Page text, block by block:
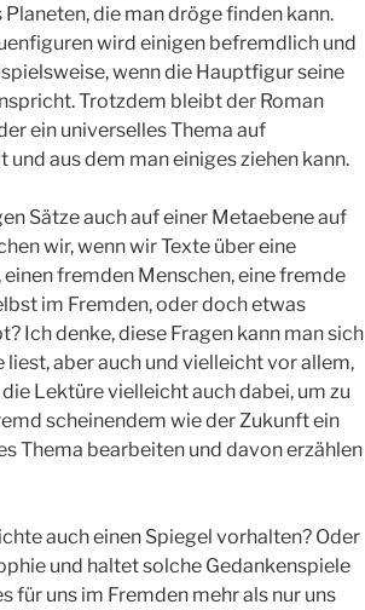
die man dröge finden kann.
wird einigen befremdlich und
wenn die Hauptfigur seine
Trotzdem bleibt der Roman
ein universelles Thema auf
aus dem man einiges ziehen kann.
Sätze auch auf einer Metaebene auf
wir, wenn wir Texte über eine
fremden Menschen, eine fremde
im Fremden, oder doch etwas
Ich denke, diese Fragen kann man sich
liest, aber auch und vielleicht vor allem,
Lektüre vielleicht auch dabei, um zu
scheinendem wie der Zukunft ein
Thema bearbeiten und davon erzählen
auch einen Spiegel vorhalten? Oder
und haltet solche Gedankenspiele
für uns im Fremden mehr als nur uns